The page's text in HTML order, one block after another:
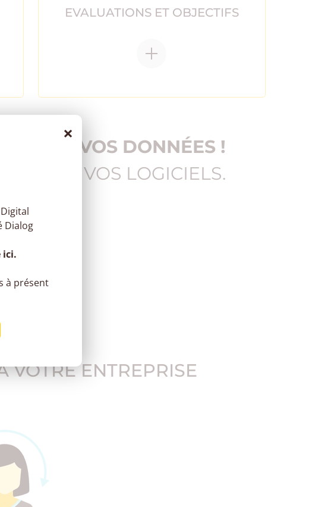
×
Dialog
ici.
à présent
EVALUATIONS ET OBJECTIFS
DE VOS DONNÉES !
AVEC VOS LOGICIELS.
VOTRE ENTREPRISE